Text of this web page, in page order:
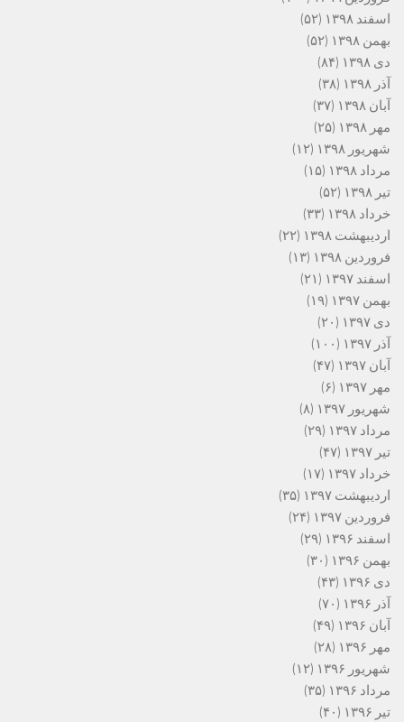
اسفند ۱۳۹۸
(۵۲)
بهمن ۱۳۹۸
(۵۲)
دی ۱۳۹۸
(۸۴)
آذر ۱۳۹۸
(۳۸)
آبان ۱۳۹۸
(۳۷)
مهر ۱۳۹۸
(۲۵)
شهریور ۱۳۹۸
(۱۲)
مرداد ۱۳۹۸
(۱۵)
تیر ۱۳۹۸
(۵۲)
خرداد ۱۳۹۸
(۳۳)
اردیبهشت ۱۳۹۸
(۲۲)
فروردین ۱۳۹۸
(۱۳)
اسفند ۱۳۹۷
(۲۱)
بهمن ۱۳۹۷
(۱۹)
دی ۱۳۹۷
(۲۰)
آذر ۱۳۹۷
(۱۰۰)
آبان ۱۳۹۷
(۴۷)
مهر ۱۳۹۷
(۶)
شهریور ۱۳۹۷
(۸)
مرداد ۱۳۹۷
(۲۹)
تیر ۱۳۹۷
(۴۷)
خرداد ۱۳۹۷
(۱۷)
اردیبهشت ۱۳۹۷
(۳۵)
فروردین ۱۳۹۷
(۲۴)
اسفند ۱۳۹۶
(۲۹)
بهمن ۱۳۹۶
(۳۰)
دی ۱۳۹۶
(۴۳)
آذر ۱۳۹۶
(۷۰)
آبان ۱۳۹۶
(۴۹)
مهر ۱۳۹۶
(۲۸)
شهریور ۱۳۹۶
(۱۲)
مرداد ۱۳۹۶
(۳۵)
تیر ۱۳۹۶
(۴۰)